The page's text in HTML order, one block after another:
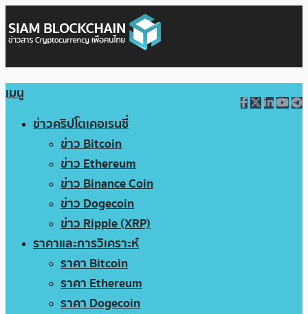
เมนู
ข่าวคริปโตเคอเรนซี่
ข่าว Bitcoin
ข่าว Ethereum
ข่าว Binance Coin
ข่าว Dogecoin
ข่าว Ripple (XRP)
ราคาและการวิเคราะห์
ราคา Bitcoin
ราคา Ethereum
ราคา Dogecoin